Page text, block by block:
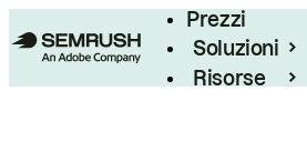
Prezzi
Soluzioni
Risorse